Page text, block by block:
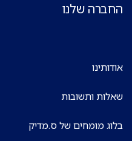
החברה שלנו
אודותינו
שאלות ותשובות
בלוג מומחים של ס.מדיק